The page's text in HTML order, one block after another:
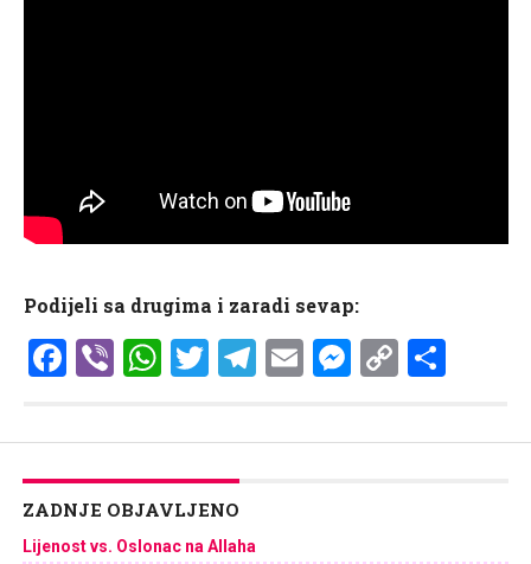
Podijeli sa drugima i zaradi sevap:
Facebook
ViberWhatsApp
Twitter
Telegram
EmailCopy
ZADNJE OBJAVLJENO
Lijenost vs. Oslonac na Allaha